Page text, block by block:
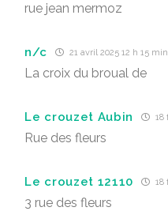
rue jean mermoz
n/c 21 avril 2025 12 h 15 min
La croix du broual de
Le crouzet Aubin 18
Rue des fleurs
Le crouzet 12110 18
3 rue des fleurs